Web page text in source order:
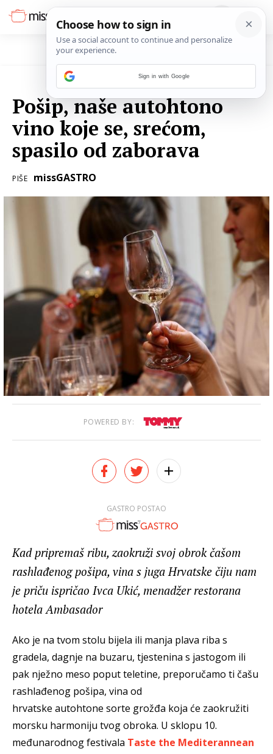
Pošip, naše autohtono
vino koje se, srećom,
spasilo od zaborava
PIŠE missGASTRO
POWERED BY:
GASTRO POSTAO
Kad pripremaš ribu, zaokruži svoj obrok čašom
rashlađenog pošipa, vina s juga Hrvatske čiju nam
je priču ispričao Ivca Ukić, menadžer restorana
hotela Ambasador
Ako je na tvom stolu bijela ili manja plava riba s
gradela, dagnje na buzaru, tjestenina s jastogom ili
pak nježno meso poput teletine, preporučamo ti čašu
rashlađenog pošipa, vina od
hrvatske autohtone sorte grožđa koja će zaokružiti
morsku harmoniju tvog obroka. U sklopu 10.
međunarodnog festivala Taste the Mediterannean
Sign in with Google